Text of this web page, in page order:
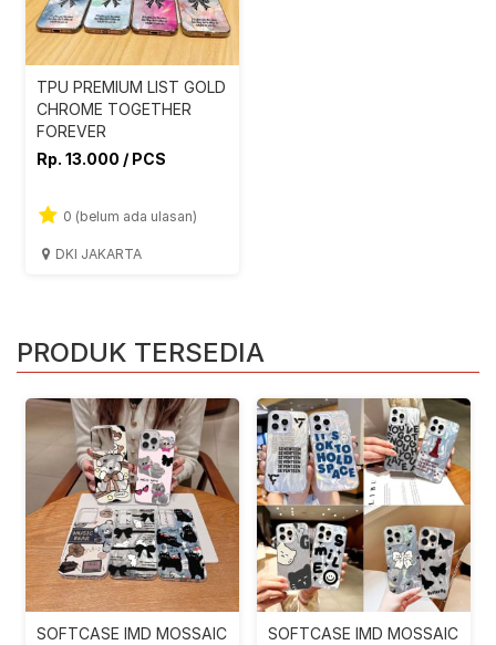
TPU PREMIUM LIST GOLD
CHROME TOGETHER
FOREVER
Rp. 13.000 / PCS
0 (belum ada ulasan)
DKI JAKARTA
PRODUK TERSEDIA
SOFTCASE IMD MOSSAIC
SOFTCASE IMD MOSSAIC